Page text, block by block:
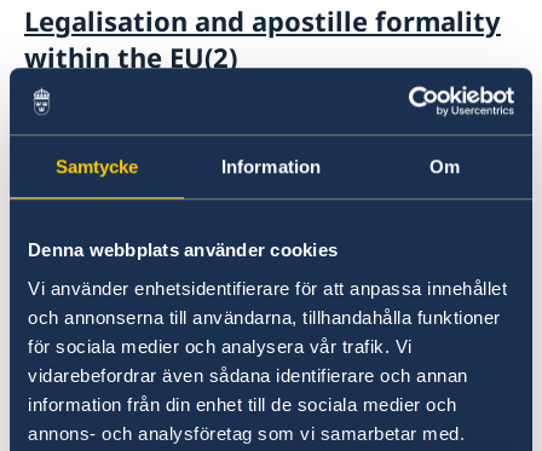
Samtycke Information Om
Denna webbplats använder cookies
Vi använder enhetsidentifierare för att anpassa innehållet
och annonserna till användarna, tillhandahålla funktioner
för sociala medier och analysera vår trafik. Vi
vidarebefordrar även sådana identifierare och annan
information från din enhet till de sociala medier och
annons- och analysföretag som vi samarbetar med.
Notice of contracts procured from Challenge Fund
under EU4Innovation project
Calendar
Data protection policy for missions abroad
Legalisation and apostille formality
within the EU(2)
12 Feb 2019
Conference on labour rights in
Albania
06 Feb 2019
Awareness raising activity against
domestic violence in Velipoja